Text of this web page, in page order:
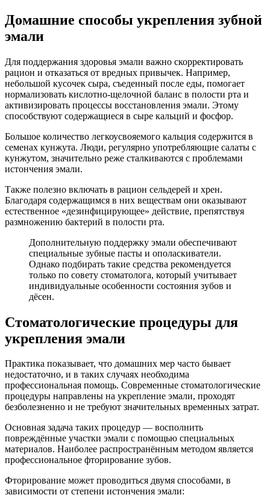
Домашние способы укрепления зубной
эмали
Для поддержания здоровья эмали важно скорректировать
рацион и отказаться от вредных привычек. Например,
небольшой кусочек сыра, съеденный после еды, помогает
нормализовать кислотно-щелочной баланс в полости рта и
активизировать процессы восстановления эмали. Этому
способствуют содержащиеся в сыре кальций и фосфор.
Большое количество легкоусвояемого кальция содержится в
семенах кунжута. Люди, регулярно употребляющие салаты с
кунжутом, значительно реже сталкиваются с проблемами
истончения эмали.
Также полезно включать в рацион сельдерей и хрен.
Благодаря содержащимся в них веществам они оказывают
естественное «дезинфицирующее» действие, препятствуя
размножению бактерий в полости рта.
Дополнительную поддержку эмали обеспечивают
специальные зубные пасты и ополаскиватели.
Однако подбирать такие средства рекомендуется
только по совету стоматолога, который учитывает
индивидуальные особенности состояния зубов и
дёсен.
Стоматологические процедуры для
укрепления эмали
Практика показывает, что домашних мер часто бывает
недостаточно, и в таких случаях необходима
профессиональная помощь. Современные стоматологические
процедуры направлены на укрепление эмали, проходят
безболезненно и не требуют значительных временных затрат.
Основная задача таких процедур — восполнить
повреждённые участки эмали с помощью специальных
материалов. Наиболее распространённым методом является
профессиональное фторирование зубов.
Фторирование может проводиться двумя способами, в
зависимости от степени истончения эмали: